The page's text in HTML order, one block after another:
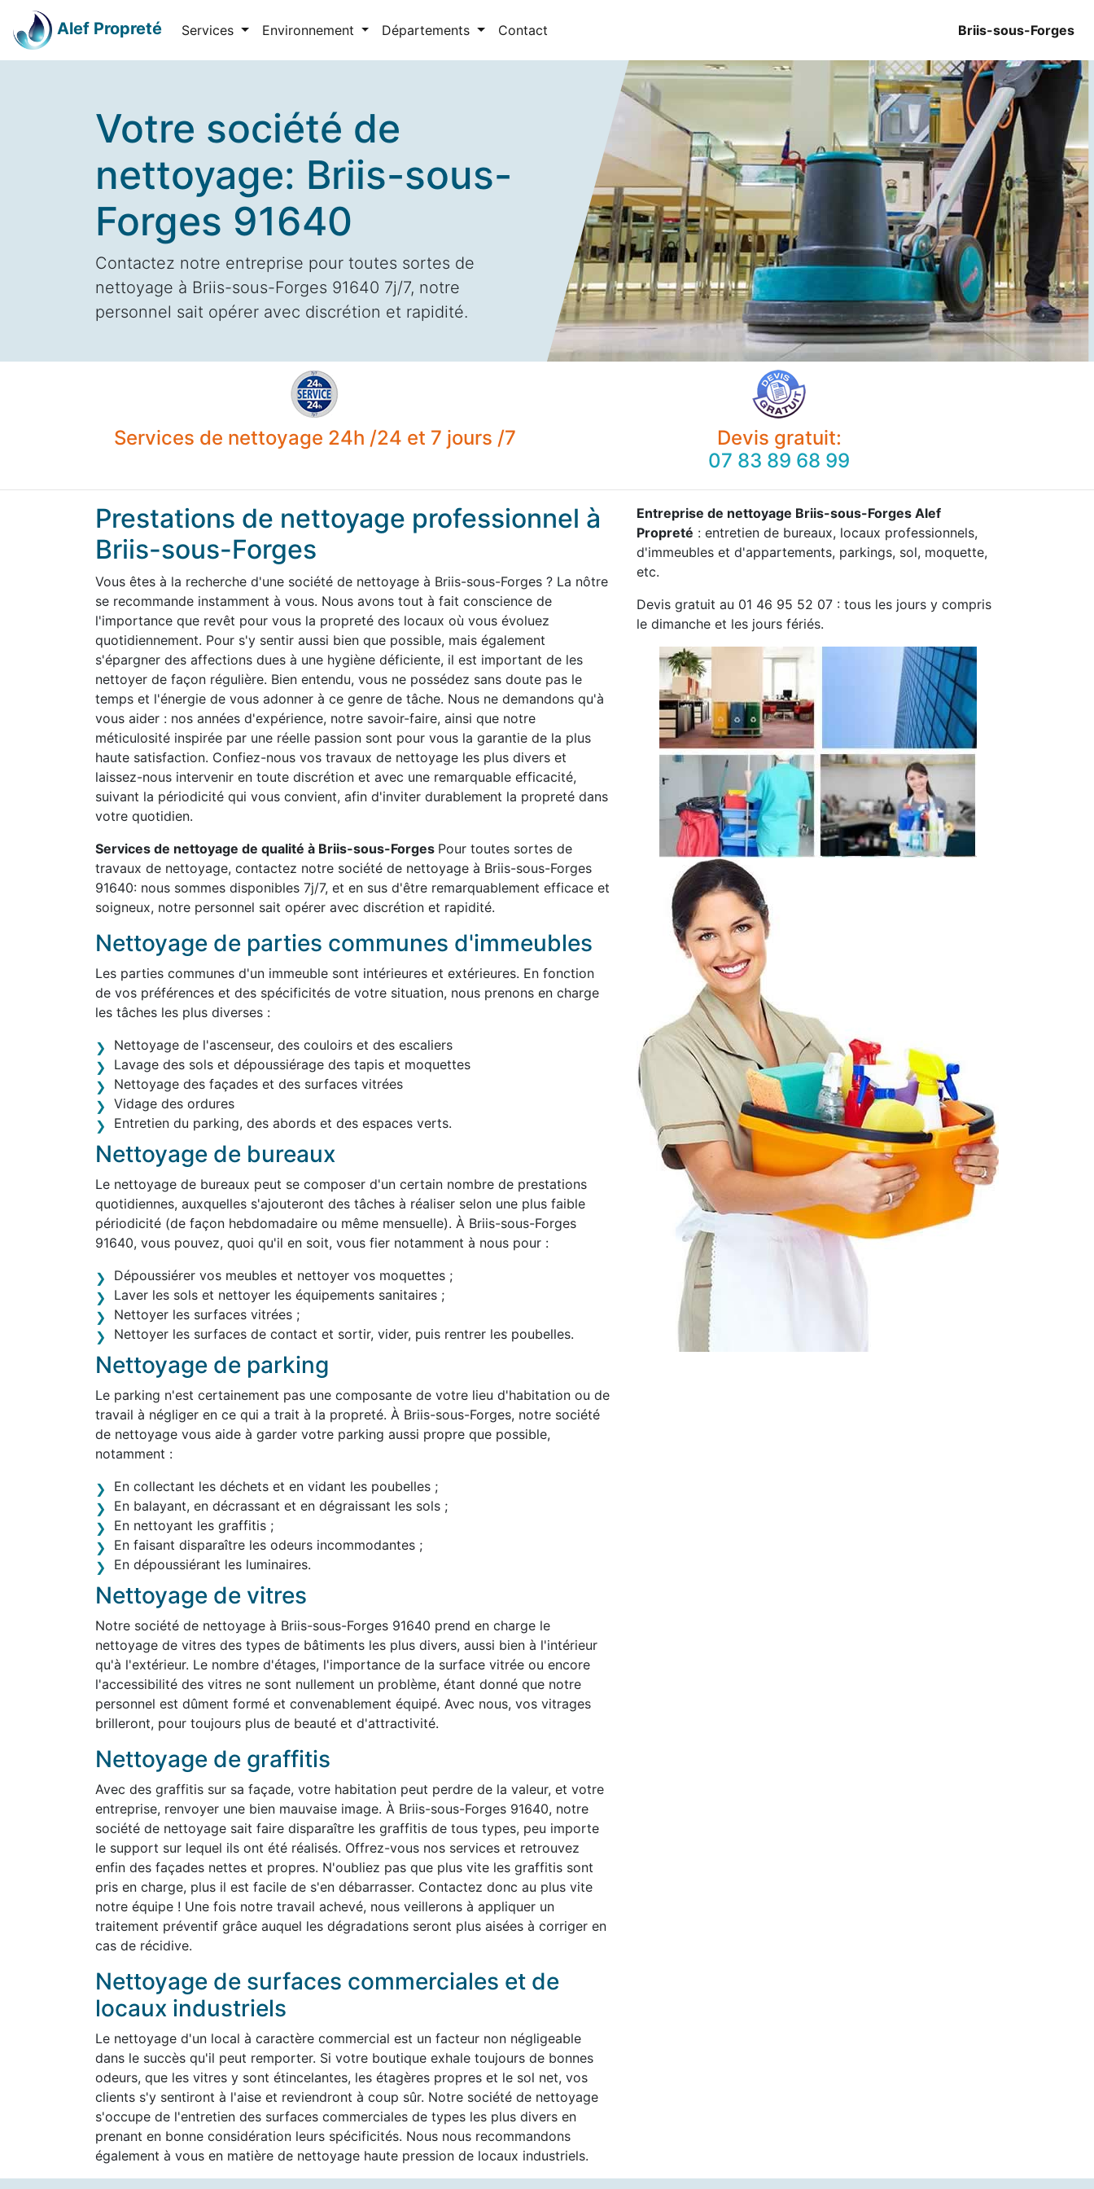
Alef Propreté Services Environnement Départements Contact Briis-sous-Forges
Votre société de
nettoyage: Briis-sous-
Forges 91640
Contactez notre entreprise pour toutes sortes de
nettoyage à Briis-sous-Forges 91640 7j/7, notre
personnel sait opérer avec discrétion et rapidité.
Services de nettoyage 24h /24 et 7 jours /7
Devis gratuit:
07 83 89 68 99
Prestations de nettoyage professionnel à
Briis-sous-Forges
Vous êtes à la recherche d'une société de nettoyage à Briis-sous-Forges ? La nôtre
se recommande instamment à vous. Nous avons tout à fait conscience de
l'importance que revêt pour vous la propreté des locaux où vous évoluez
quotidiennement. Pour s'y sentir aussi bien que possible, mais également
s'épargner des affections dues à une hygiène déficiente, il est important de les
nettoyer de façon régulière. Bien entendu, vous ne possédez sans doute pas le
temps et l'énergie de vous adonner à ce genre de tâche. Nous ne demandons qu'à
vous aider : nos années d'expérience, notre savoir-faire, ainsi que notre
méticulosité inspirée par une réelle passion sont pour vous la garantie de la plus
haute satisfaction. Confiez-nous vos travaux de nettoyage les plus divers et
laissez-nous intervenir en toute discrétion et avec une remarquable efficacité,
suivant la périodicité qui vous convient, afin d'inviter durablement la propreté dans
votre quotidien.
Services de nettoyage de qualité à Briis-sous-Forges Pour toutes sortes de
travaux de nettoyage, contactez notre société de nettoyage à Briis-sous-Forges
91640: nous sommes disponibles 7j/7, et en sus d'être remarquablement efficace et
soigneux, notre personnel sait opérer avec discrétion et rapidité.
Nettoyage de parties communes d'immeubles
Les parties communes d'un immeuble sont intérieures et extérieures. En fonction
de vos préférences et des spécificités de votre situation, nous prenons en charge
les tâches les plus diverses :
Nettoyage de l'ascenseur, des couloirs et des escaliers
Lavage des sols et dépoussiérage des tapis et moquettes
Nettoyage des façades et des surfaces vitrées
Vidage des ordures
Entretien du parking, des abords et des espaces verts.
Nettoyage de bureaux
Le nettoyage de bureaux peut se composer d'un certain nombre de prestations
quotidiennes, auxquelles s'ajouteront des tâches à réaliser selon une plus faible
périodicité (de façon hebdomadaire ou même mensuelle). À Briis-sous-Forges
91640, vous pouvez, quoi qu'il en soit, vous fier notamment à nous pour :
Dépoussiérer vos meubles et nettoyer vos moquettes ;
Laver les sols et nettoyer les équipements sanitaires ;
Nettoyer les surfaces vitrées ;
Nettoyer les surfaces de contact et sortir, vider, puis rentrer les poubelles.
Nettoyage de parking
Le parking n'est certainement pas une composante de votre lieu d'habitation ou de
travail à négliger en ce qui a trait à la propreté. À Briis-sous-Forges, notre société
de nettoyage vous aide à garder votre parking aussi propre que possible,
notamment :
En collectant les déchets et en vidant les poubelles ;
En balayant, en décrassant et en dégraissant les sols ;
En nettoyant les graffitis ;
En faisant disparaître les odeurs incommodantes ;
En dépoussiérant les luminaires.
Nettoyage de vitres
Notre société de nettoyage à Briis-sous-Forges 91640 prend en charge le
nettoyage de vitres des types de bâtiments les plus divers, aussi bien à l'intérieur
qu'à l'extérieur. Le nombre d'étages, l'importance de la surface vitrée ou encore
l'accessibilité des vitres ne sont nullement un problème, étant donné que notre
personnel est dûment formé et convenablement équipé. Avec nous, vos vitrages
brilleront, pour toujours plus de beauté et d'attractivité.
Nettoyage de graffitis
Avec des graffitis sur sa façade, votre habitation peut perdre de la valeur, et votre
entreprise, renvoyer une bien mauvaise image. À Briis-sous-Forges 91640, notre
société de nettoyage sait faire disparaître les graffitis de tous types, peu importe
le support sur lequel ils ont été réalisés. Offrez-vous nos services et retrouvez
enfin des façades nettes et propres. N'oubliez pas que plus vite les graffitis sont
pris en charge, plus il est facile de s'en débarrasser. Contactez donc au plus vite
notre équipe ! Une fois notre travail achevé, nous veillerons à appliquer un
traitement préventif grâce auquel les dégradations seront plus aisées à corriger en
cas de récidive.
Nettoyage de surfaces commerciales et de
locaux industriels
Le nettoyage d'un local à caractère commercial est un facteur non négligeable
dans le succès qu'il peut remporter. Si votre boutique exhale toujours de bonnes
odeurs, que les vitres y sont étincelantes, les étagères propres et le sol net, vos
clients s'y sentiront à l'aise et reviendront à coup sûr. Notre société de nettoyage
s'occupe de l'entretien des surfaces commerciales de types les plus divers en
prenant en bonne considération leurs spécificités. Nous nous recommandons
également à vous en matière de nettoyage haute pression de locaux industriels.
Entreprise de nettoyage Briis-sous-Forges Alef
Propreté : entretien de bureaux, locaux professionnels,
d'immeubles et d'appartements, parkings, sol, moquette,
etc.
Devis gratuit au 01 46 95 52 07 : tous les jours y compris
le dimanche et les jours fériés.